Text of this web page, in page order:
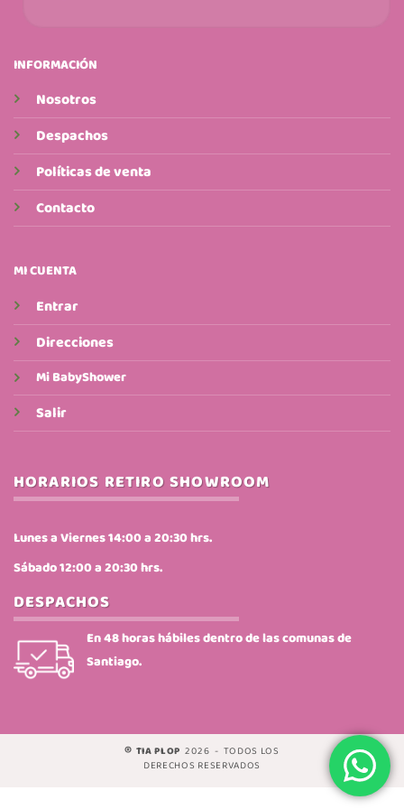
INFORMACIÓN
Nosotros
Despachos
Políticas de venta
Contacto
MI CUENTA
Entrar
Direcciones
Mi BabyShower
Salir
HORARIOS RETIRO SHOWROOM
Lunes a Viernes 14:00 a 20:30 hrs.
Sábado 12:00 a 20:30 hrs.
DESPACHOS
En 48 horas hábiles dentro de las comunas de
Santiago.
® TIA PLOP 2026 - TODOS LOS
DERECHOS RESERVADOS